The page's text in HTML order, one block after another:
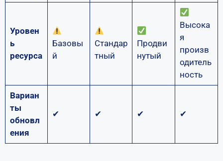
Уровен
ь
ресурса
Базовы
й
Стандар
тный
Продви
нутый
Высока
я
произв
одитель
ность
Вариан
ты
обновл
ения
✔ ✔ ✔ ✔